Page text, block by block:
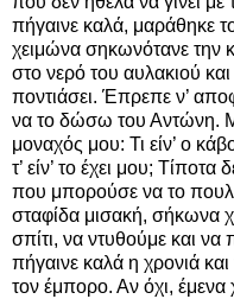
πήγαινε καλά, μαράθηκε
χειμώνα σηκωνότανε την
στο νερό του αυλακιού
ποντιάσει. Έπρεπε ν’
να το δώσω του Αντώνη.
μοναχός μου: Τι είν’ ο
τ’ είν’ το έχει μου;
που μπορούσε να το
σταφίδα μισακή, σήκωνα
σπίτι, να ντυθούμε και
πήγαινε καλά η χρονιά
τον έμπορο. Αν όχι, έμενα